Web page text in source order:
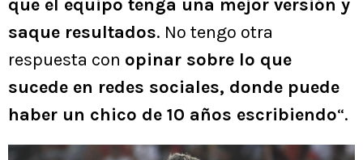
que el equipo tenga una mejor versión y
saque resultados. No tengo otra
respuesta con opinar sobre lo que
sucede en redes sociales, donde puede
haber un chico de 10 años escribiendo“.